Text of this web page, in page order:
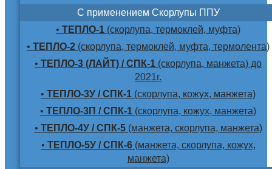
С применением Скорлупы ППУ
• ТЕПЛО-1 (скорлупа, термоклей, муфта)
• ТЕПЛО-2 (скорлупа, термоклей, муфта, термолента)
• ТЕПЛО-3 (ЛАЙТ) / СПК-1 (скорлупа, манжета) до
2021г.
• ТЕПЛО-3У / СПК-1 (скорлупа, кожух, манжета)
• ТЕПЛО-3П / СПК-1 (скорлупа, кожух, манжета)
• ТЕПЛО-4У / СПК-5(манжета, скорлупа, манжета)
• ТЕПЛО-5У / СПК-6(манжета, скорлупа, кожух,
манжета)